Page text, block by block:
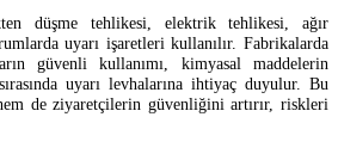
düşme tehlikesi, elektrik tehlikesi, ağır
uyarı işaretleri kullanılır. Fabrikalarda
güvenli kullanımı, kimyasal maddelerin
uyarı levhalarına ihtiyaç duyulur. Bu
de ziyaretçilerin güvenliğini artırır, riskleri